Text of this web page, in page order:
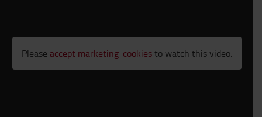
Please accept marketing-cookiesto watch this video.